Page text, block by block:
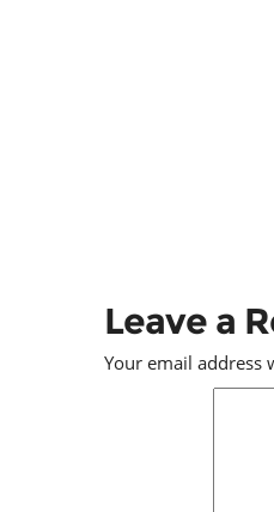
Leave a
Your email address